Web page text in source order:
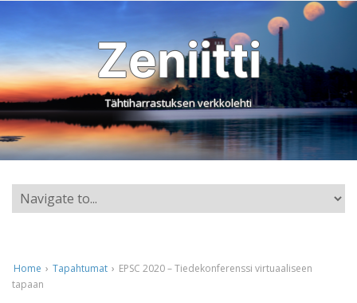
Zeniitti
Tähtiharrastuksen verkkolehti
Home › Tapahtumat › EPSC 2020 – Tiedekonferenssi virtuaaliseen
tapaan